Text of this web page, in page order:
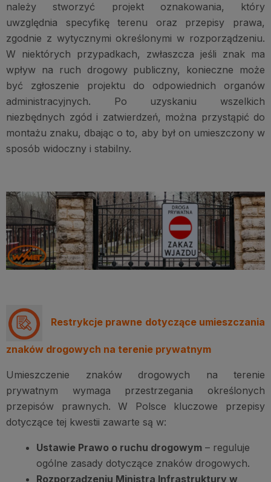
należy stworzyć projekt oznakowania, który
uwzględnia specyfikę terenu oraz przepisy prawa,
zgodnie z wytycznymi określonymi w rozporządzeniu.
W niektórych przypadkach, zwłaszcza jeśli znak ma
wpływ na ruch drogowy publiczny, konieczne może
być zgłoszenie projektu do odpowiednich organów
administracyjnych. Po uzyskaniu wszelkich
niezbędnych zgód i zatwierdzeń, można przystąpić do
montażu znaku, dbając o to, aby był on umieszczony w
sposób widoczny i stabilny.
Restrykcje prawne dotyczące umieszczania
znaków drogowych na terenie prywatnym
Umieszczenie znaków drogowych na terenie
prywatnym wymaga przestrzegania określonych
przepisów prawnych. W Polsce kluczowe przepisy
dotyczące tej kwestii zawarte są w:
Ustawie Prawo o ruchu drogowym – reguluje
ogólne zasady dotyczące znaków drogowych.
Rozporządzeniu Ministra Infrastruktury w